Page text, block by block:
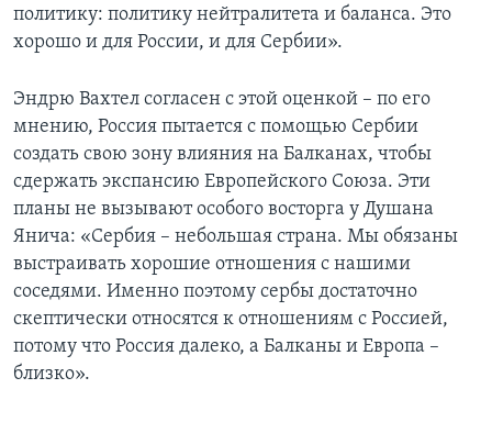
политику: политику нейтралитета и баланса. Это
хорошо и для России, и для Сербии».
Эндрю Вахтел согласен с этой оценкой – по его
мнению, Россия пытается с помощью Сербии
создать свою зону влияния на Балканах, чтобы
сдержать экспансию Европейского Союза. Эти
планы не вызывают особого восторга у Душана
Янича: «Сербия – небольшая страна. Мы обязаны
выстраивать хорошие отношения с нашими
соседями. Именно поэтому сербы достаточно
скептически относятся к отношениям с Россией,
потому что Россия далеко, а Балканы и Европа –
близко».